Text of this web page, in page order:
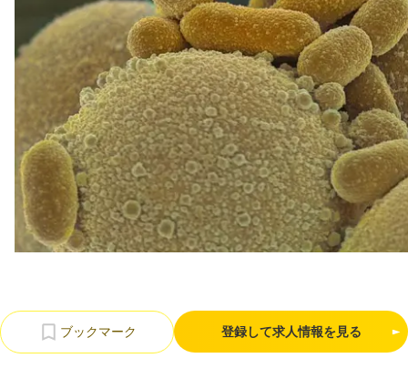
大学発スタートアップ
導入事例
お問い合わせ
法人向け資料ダウンロード
/採用検討企業様へ
登録して求人情報を見る